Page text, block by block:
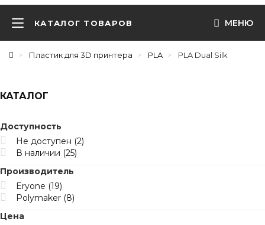
КАТАЛОГ ТОВАРОВ МЕНЮ
Пластик для 3D принтера PLA PLA Dual Silk
КАТАЛОГ
Доступность
Не доступен (2)
В наличии (25)
Производитель
Eryone (19)
Polymaker (8)
Цена